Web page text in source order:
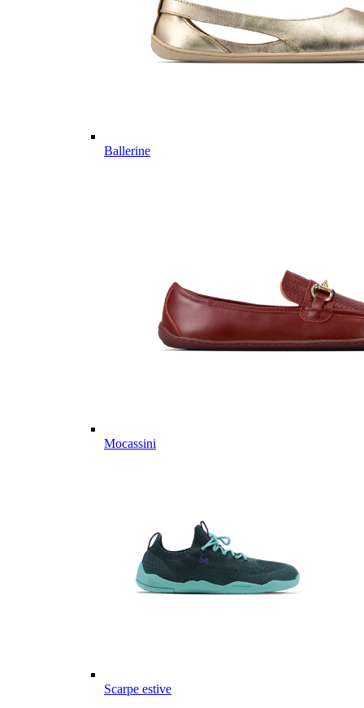
Ballerine
Mocassini
Scarpe estive